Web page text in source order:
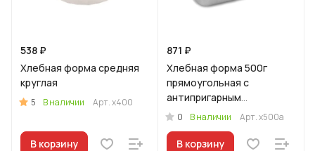
538 ₽
Хлебная форма средняя
круглая
5 В наличии Арт.х400
В корзину
871 ₽
Хлебная форма 500г
прямоугольная с
антипригарным
покрытием
0 В наличии Арт.х500а
В корзину